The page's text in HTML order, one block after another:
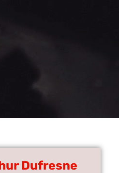
Dufresne